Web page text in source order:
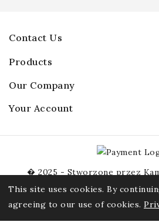
Contact Us
Products
Our Company
Your Account
This site uses cookies. By
agreeing to our use of cookies.
� 2025 - Stworzone przez
Consulting